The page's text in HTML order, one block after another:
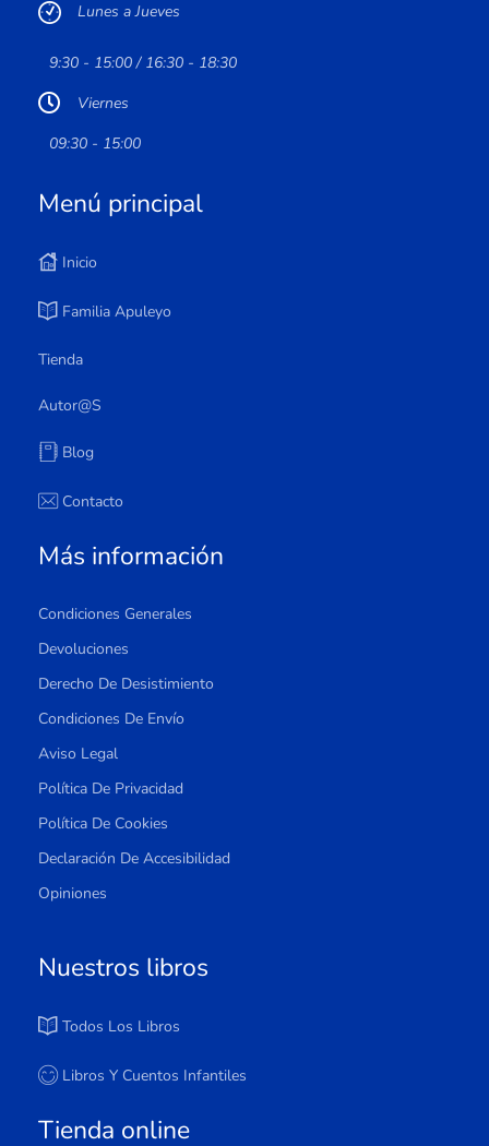
Lunes a Jueves
9:30 - 15:00 / 16:30 - 18:30
Viernes
09:30 - 15:00
Menú principal
Inicio
Familia Apuleyo
Tienda
Autor@s
Blog
Contacto
Más información
Condiciones Generales
Devoluciones
Derecho De Desistimiento
Condiciones De Envío
Aviso Legal
Política De Privacidad
Política De Cookies
Declaración De Accesibilidad
Opiniones
Nuestros libros
Todos Los Libros
Libros Y Cuentos Infantiles
Tienda online